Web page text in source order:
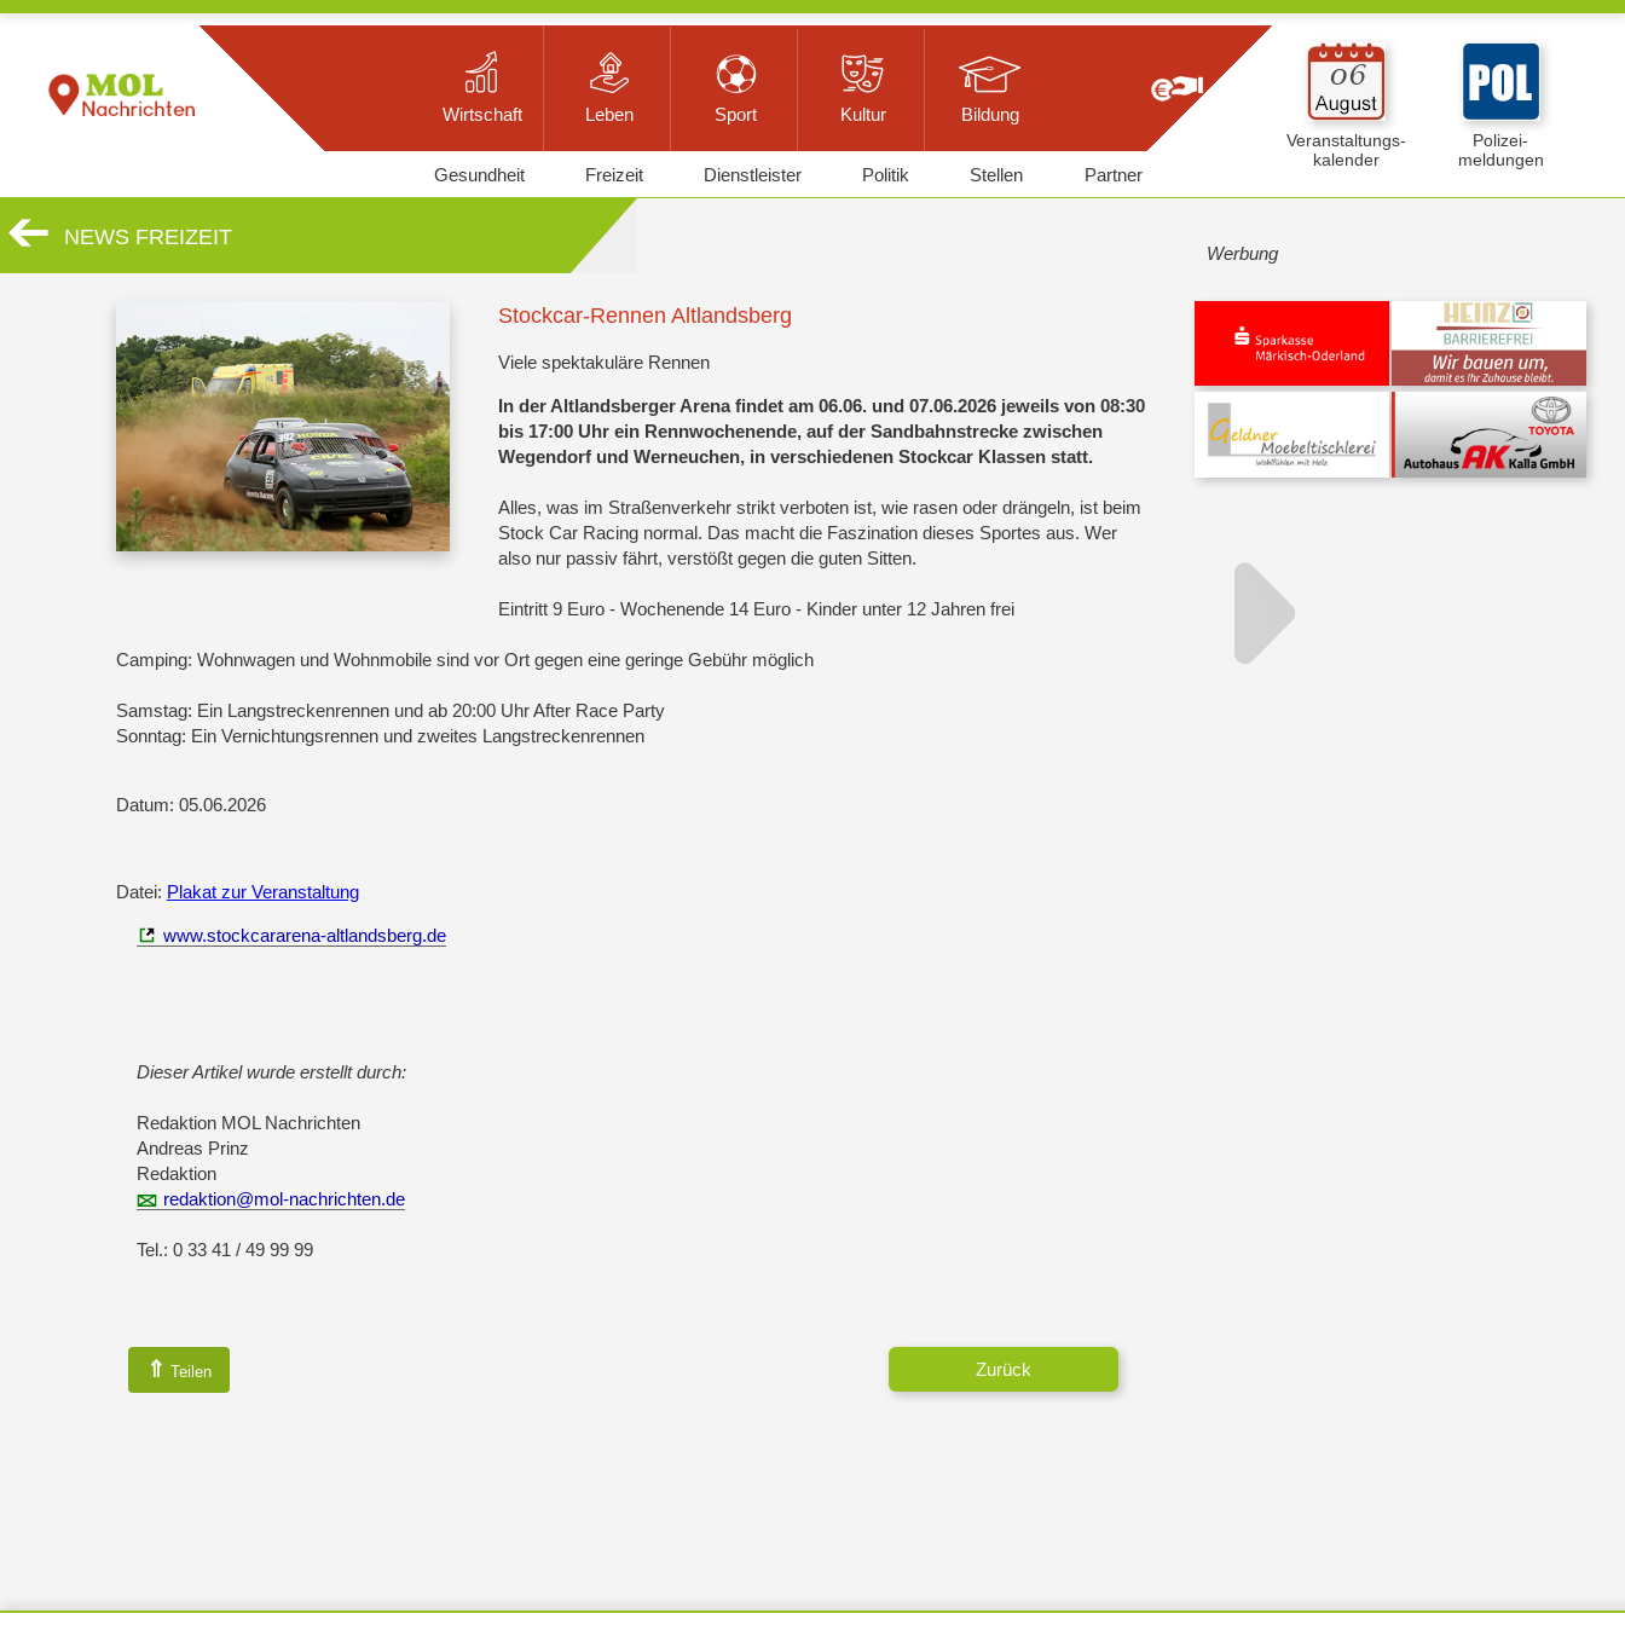
Wirtschaft Leben Sport Kultur Bildung
Veranstaltungs-
kalender
Polizei-
meldungen
Gesundheit Freizeit Dienstleister Politik Stellen Partner
NEWS FREIZEIT
Stockcar-Rennen Altlandsberg
Viele spektakuläre Rennen
In der Altlandsberger Arena findet am 06.06. und 07.06.2026 jeweils von 08:30
bis 17:00 Uhr ein Rennwochenende, auf der Sandbahnstrecke zwischen
Wegendorf und Werneuchen, in verschiedenen Stockcar Klassen statt.
Alles, was im Straßenverkehr strikt verboten ist, wie rasen oder drängeln, ist beim
Stock Car Racing normal. Das macht die Faszination dieses Sportes aus. Wer
also nur passiv fährt, verstößt gegen die guten Sitten.
Eintritt 9 Euro - Wochenende 14 Euro - Kinder unter 12 Jahren frei
Camping: Wohnwagen und Wohnmobile sind vor Ort gegen eine geringe Gebühr möglich
Samstag: Ein Langstreckenrennen und ab 20:00 Uhr After Race Party
Sonntag: Ein Vernichtungsrennen und zweites Langstreckenrennen
Datum: 05.06.2026
Datei: Plakat zur Veranstaltung
www.stockcararena-altlandsberg.de
Dieser Artikel wurde erstellt durch:
Redaktion MOL Nachrichten
Andreas Prinz
Redaktion
redaktion@mol-nachrichten.de
Tel.: 0 33 41 / 49 99 99
⇑ Teilen Zurück
Werbung